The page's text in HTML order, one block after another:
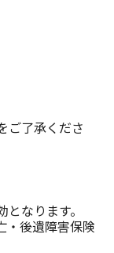
ご了承くださ
なります。
・後遺障害保険